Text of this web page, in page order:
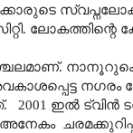
ലോകത്തിന്റെ
2001 ഇൽ ട്വിൻ
അനേകം